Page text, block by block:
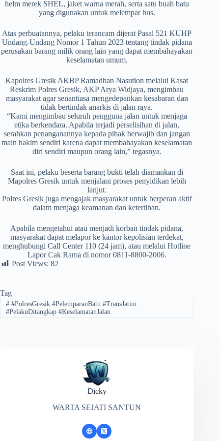
helm merek SHEL, jaket warna merah, serta satu buah batu
yang digunakan untuk melempar bus.
Atas perbuatannya, pelaku terancam dijerat Pasal 521 KUHP
Undang-Undang Nomor 1 Tahun 2023 tentang tindak pidana
perusakan barang milik orang lain yang dapat membahayakan
keselamatan umum.
Kapolres Gresik AKBP Ramadhan Nasution melalui Kasat
Reskrim Polres Gresik, AKP Arya Widjaya, mengimbau
masyarakat agar senantiasa mengedepankan kesabaran dan
tidak bertindak anarkis di jalan raya.
“Kami mengimbau seluruh pengguna jalan untuk menjaga
etika berkendara. Apabila terjadi perselisihan di jalan,
serahkan penanganannya kepada pihak berwajib dan jangan
main hakim sendiri karena dapat membahayakan keselamatan
diri sendiri maupun orang lain,” tegasnya.
Saat ini, pelaku beserta barang bukti telah diamankan di
Mapolres Gresik untuk menjalani proses penyidikan lebih
lanjut.
Polres Gresik juga mengajak masyarakat untuk berperan aktif
dalam menjaga keamanan dan ketertiban.
Apabila mengetahui atau menjadi korban tindak pidana,
masyarakat dapat melapor ke kantor kepolisian terdekat,
menghubungi Call Center 110 (24 jam), atau melalui Hotline
Lapor Cak Rama di nomor 0811-8800-2006.
Post Views: 82
Tag
##PolresGresik #PelemparanBatu #TransJatim
#PelakuDitangkap #KeselamatanJalan
Dicky
WARTA SEJATI SANTUN